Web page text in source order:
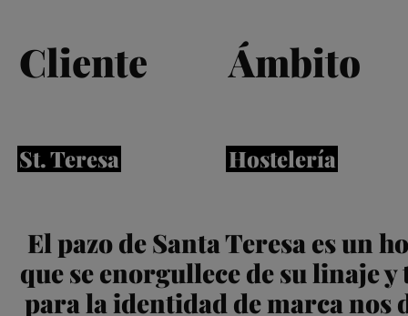
Cliente
St. Teresa
Ámbito
Hostelería
El pazo de Santa Teresa es un
que se enorgullece de su linaje
para la identidad de marca nos